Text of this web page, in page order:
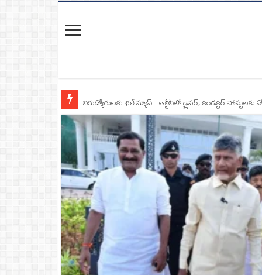
నిరుద్యోగులకు భలే న్యూస్.. ఆర్టీసీలో డ్రైవర్, కండక్టర్‌